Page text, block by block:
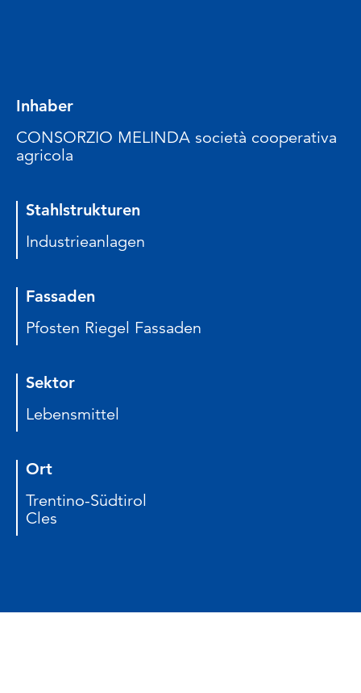
Inhaber
CONSORZIO MELINDA società cooperativa
agricola
Stahlstrukturen
Industrieanlagen
Fassaden
Pfosten Riegel Fassaden
Sektor
Lebensmittel
Ort
Trentino-Südtirol
Cles